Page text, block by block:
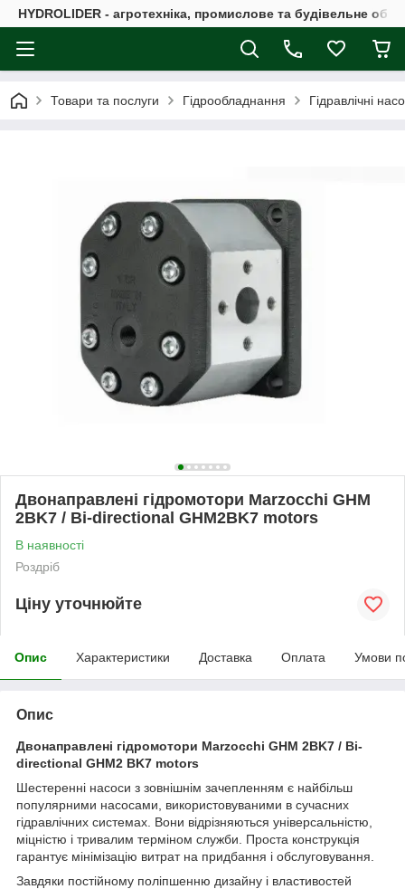
HYDROLIDER - агротехніка, промислове та будівельне
Товари та послуги Гідрообладнання Гідравлічні
Двонаправлені гідромотори Marzocchi GHM
2BK7 / Bi-directional GHM2BK7 motors
В наявності
Роздріб
Ціну уточнюйте
Опис Характеристики Доставка Оплата Умови
Опис
Двонаправлені гідромотори Marzocchi GHM 2BK7 / Bi-
directional GHM2 BK7 motors
Шестеренні насоси з зовнішнім зачепленням є найбільш
популярними насосами, використовуваними в сучасних
гідравлічних системах. Вони відрізняються універсальністю,
міцністю і тривалим терміном служби. Проста конструкція
гарантує мінімізацію витрат на придбання і обслуговування.
Завдяки постійному поліпшенню дизайну і властивостей